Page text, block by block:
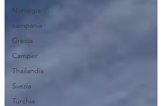
Norvegia
campania
Grecia
Camper
Thailandia
Svezia
Turchia